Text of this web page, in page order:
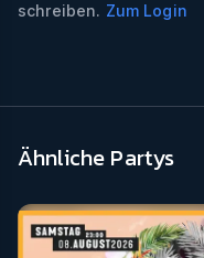
schreiben. Zum Login
Ähnliche Partys